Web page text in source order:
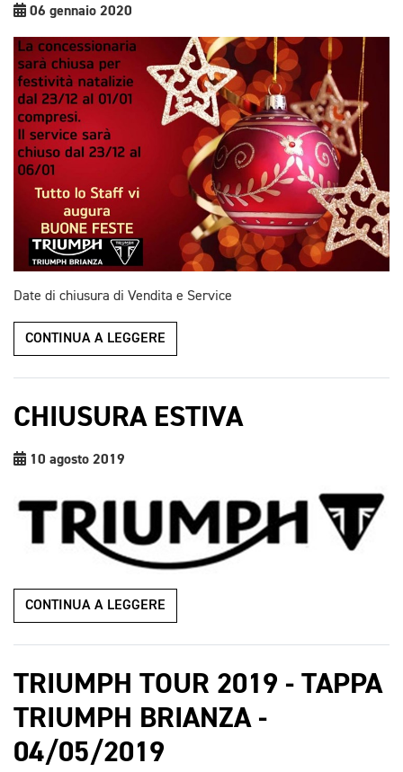
06 gennaio 2020
Date di chiusura di Vendita e Service
CONTINUA A LEGGERE
CHIUSURA ESTIVA
10 agosto 2019
CONTINUA A LEGGERE
TRIUMPH TOUR 2019 - TAPPA
TRIUMPH BRIANZA -
04/05/2019